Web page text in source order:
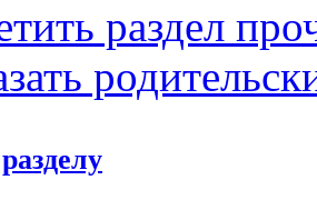
раздел